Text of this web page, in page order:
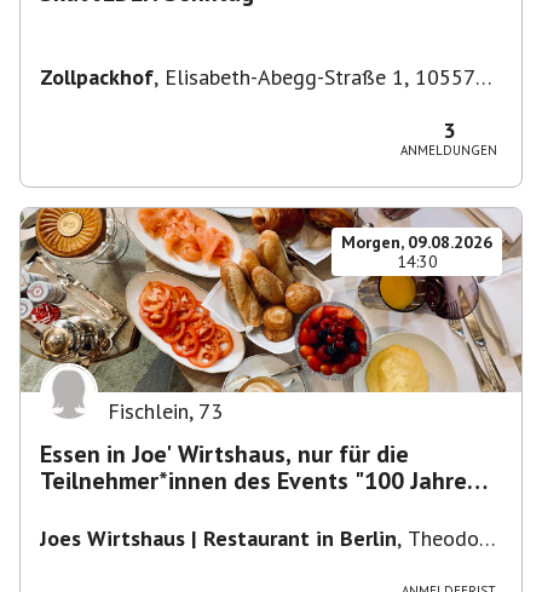
Zollpackhof, Elisabeth-Abegg-Straße 1, 10557
3
ANMELDUNGEN
Morgen, 09.08.2026
14:30
Fischlein, 73
Essen in Joe' Wirtshaus, nur für die
Teilnehmer*innen des Events "100 Jahre
Joes Wirtshaus | Restaurant in Berlin, Theodor-